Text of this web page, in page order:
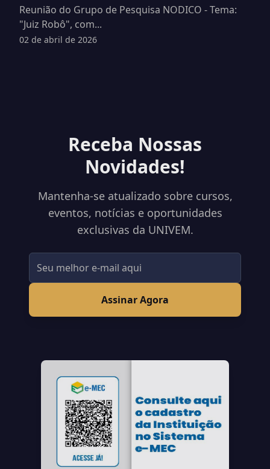
Reunião do Grupo de Pesquisa NODICO - Tema:
"Juiz Robô", com...
02 de abril de 2026
Receba Nossas
Novidades!
Mantenha-se atualizado sobre cursos,
eventos, notícias e oportunidades
exclusivas da UNIVEM.
Assinar Agora